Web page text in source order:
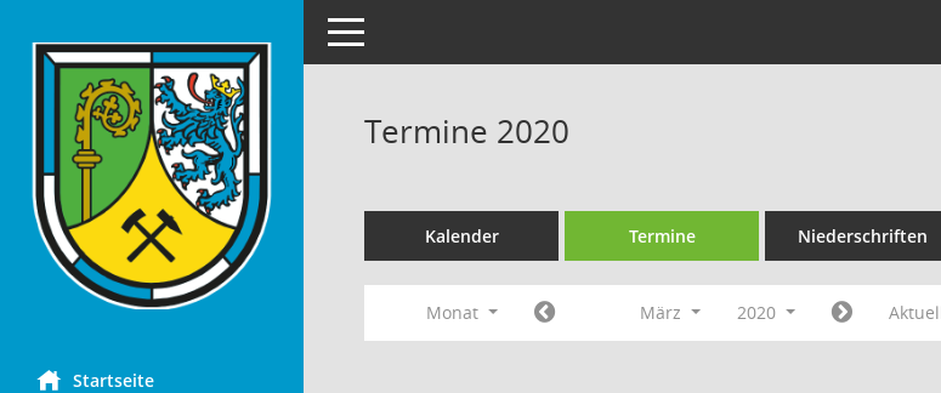
Startseite
Toggle navigation
Termine 2020
Kalender Termine Niederschriften
Monat März 2020